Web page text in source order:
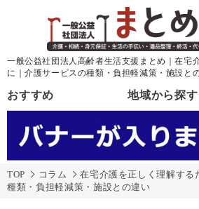
一般公益社団法人高齢者生活支援まとめ｜在宅
に｜介護サービスの種類・負担軽減策・施設と
おすすめ 地域から探す
TOP コラム
在宅介護を正しく理解する
種類・負担軽減策・施設との違い